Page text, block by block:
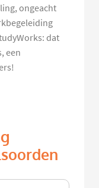
ongeacht
dat
een